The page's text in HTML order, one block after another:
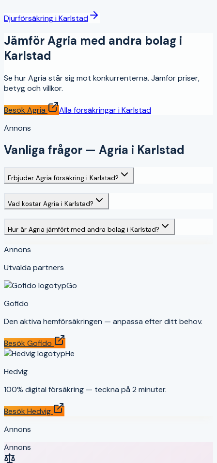
DjurförsäkringiKarlstad
JämförAgria med andra bolag i
Karlstad
Se hurAgria står sig mot konkurrenterna. Jämför priser,
betyg och villkor.
Besök Agria Alla försäkringar iKarlstad
Annons
Vanliga frågor — Agria i Karlstad
Erbjuder Agria försäkring i Karlstad?
Vad kostar Agria i Karlstad?
Hur är Agria jämfört med andra bolag i Karlstad?
Annons
Utvalda partners
Go
Gofido
Den aktiva hemförsäkringen — anpassa efter ditt behov.
Besök Gofido
He
Hedvig
100% digital försäkring — teckna på 2 minuter.
Besök Hedvig
Annons
Annons